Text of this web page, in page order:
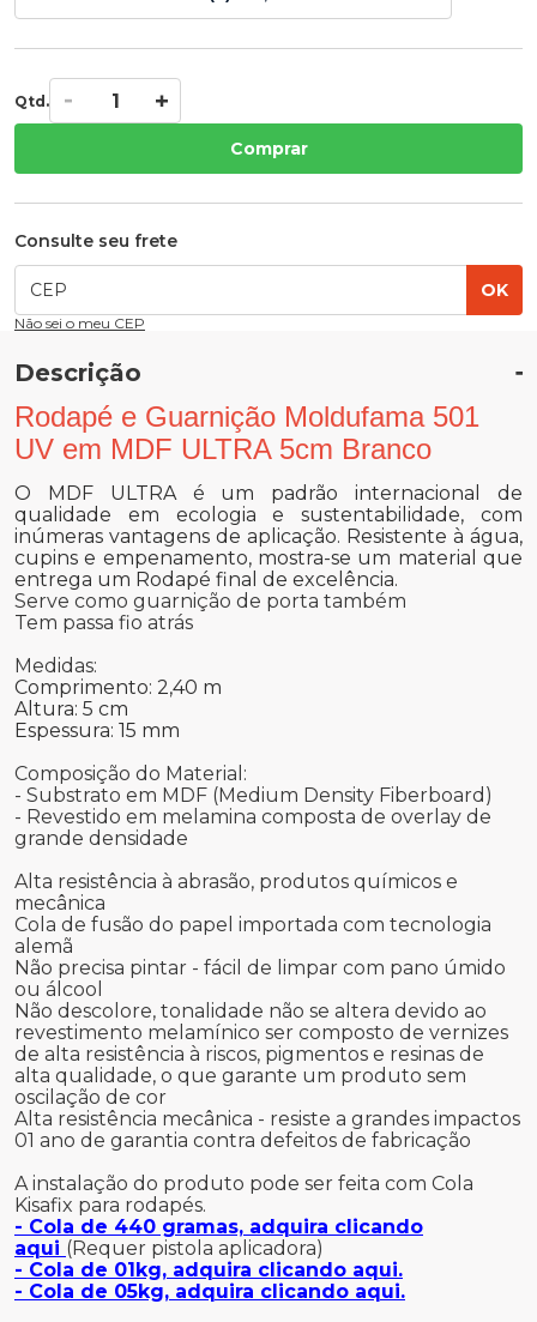
Qtd.
Comprar
Consulte seu frete
OK
Não sei o meu CEP
Descrição
Rodapé e Guarnição Moldufama 501
UV em MDF ULTRA 5cm Branco
O MDF ULTRA é um padrão internacional de
qualidade em ecologia e sustentabilidade, com
inúmeras vantagens de aplicação. Resistente à água,
cupins e empenamento, mostra-se um material que
entrega um Rodapé final de excelência.
Serve como guarnição de porta também
Tem passa fio atrás
Medidas:
Comprimento: 2,40 m
Altura: 5 cm
Espessura: 15 mm
Composição do Material:
- Substrato em MDF (Medium Density Fiberboard)
- Revestido em melamina composta de overlay de
grande densidade
Alta resistência à abrasão, produtos químicos e
mecânica
Cola de fusão do papel importada com tecnologia
alemã
Não precisa pintar - fácil de limpar com pano úmido
ou álcool
Não descolore, tonalidade não se altera devido ao
revestimento melamínico ser composto de vernizes
de alta resistência à riscos, pigmentos e resinas de
alta qualidade, o que garante um produto sem
oscilação de cor
Alta resistência mecânica - resiste a grandes impactos
01 ano de garantia contra defeitos de fabricação
A instalação do produto pode ser feita com Cola
Kisafix para rodapés.
- Cola de 440 gramas, adquira clicando
aqui (Requer pistola aplicadora)
- Cola de 01kg, adquira clicando aqui.
- Cola de 05kg, adquira clicando aqui.